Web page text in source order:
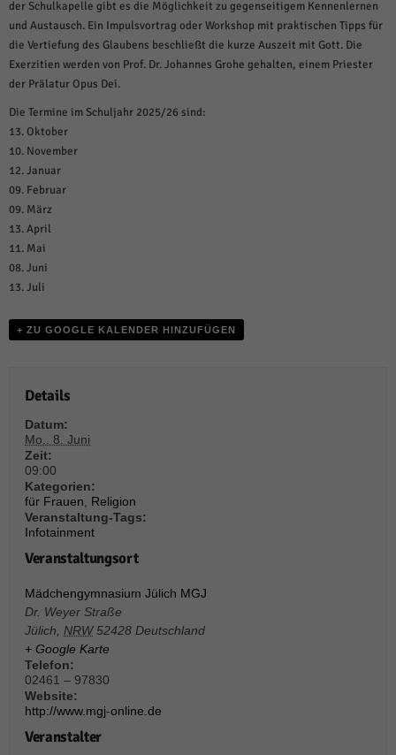
der Schulkapelle gibt es die Möglichkeit zu gegenseitigem Kennenlernen
und Austausch. Ein Impulsvortrag oder Workshop mit praktischen Tipps für
die Vertiefung des Glaubens beschließt die kurze Auszeit mit Gott. Die
Exerzitien werden von Prof. Dr. Johannes Grohe gehalten, einem Priester
der Prälatur Opus Dei.
Die Termine im Schuljahr 2025/26 sind:
13. Oktober
10. November
12. Januar
09. Februar
09. März
13. April
11. Mai
08. Juni
13. Juli
+ ZU GOOGLE KALENDER HINZUFÜGEN
Details
Datum:
Mo.. 8. Juni
Zeit:
09:00
Kategorien:
für Frauen, Religion
Veranstaltung-Tags:
Infotainment
Veranstaltungsort
Mädchengymnasium Jülich MGJ
Dr. Weyer Straße
Jülich, NRW 52428 Deutschland
+ Google Karte
Telefon:
02461 – 97830
Website:
http://www.mgj-online.de
Veranstalter
auswählen.
Datenschutzeinstellungen
Essenziell (1)
Essenzielle Cookies ermöglichen grundlegende Funktionen und sind für die
einwandfreie Funktion der Website erforderlich.
Statistiken (1)
uns zu verstehen, wie unsere Besucher unsere Website nutzen.
Marketing (1)
über Websites hinweg verfolgen.
Externe Medien (6)
Inhalte von Videoplattformen und Social-Media-Plattformen werden
standardmäßig blockiert. Wenn Cookies von externen Medien akzeptiert
werden, bedarf der Zugriff auf diese Inhalte keiner manuellen Einwilligung
mehr.
Cookie-Informationen anzeigen